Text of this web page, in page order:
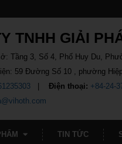
TNHH GIẢI
Tầng 3, Số 4, Phố Huy Du,
59 Đường Số 10 , phường
Điện thoại: +84-24-
TIN TỨC